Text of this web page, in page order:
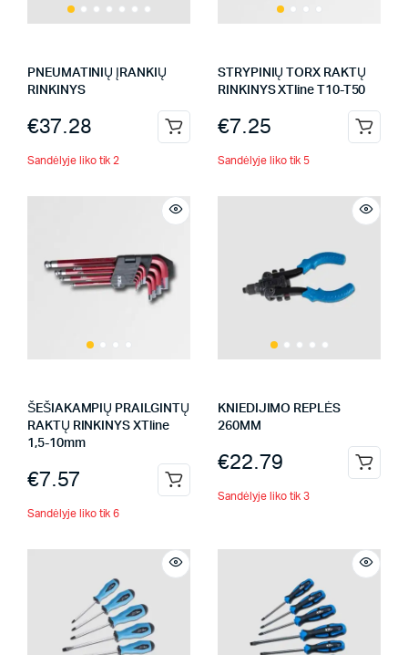
PNEUMATINIŲ ĮRANKIŲ
RINKINYS
€37.28
Sandėlyje liko tik 2
STRYPINIŲ TORX RAKTŲ
RINKINYS XTline T10-T50
€7.25
Sandėlyje liko tik 5
ŠEŠIAKAMPIŲ PRAILGINTŲ
RAKTŲ RINKINYS XTline
1,5-10mm
€7.57
Sandėlyje liko tik 6
KNIEDIJIMO REPLĖS
260MM
€22.79
Sandėlyje liko tik 3